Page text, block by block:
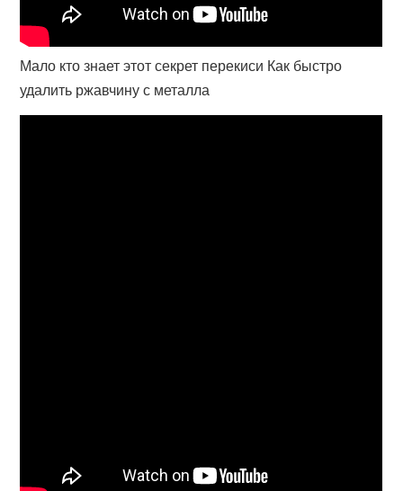
Мало кто знает этот секрет перекиси Как быстро
удалить ржавчину с металла